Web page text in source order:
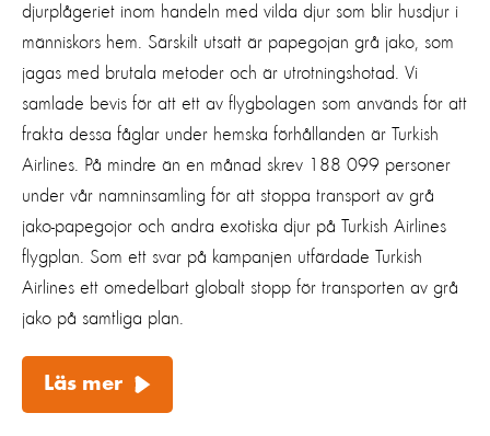
djurplågeriet inom handeln med vilda djur som blir husdjur i
människors hem. Särskilt utsatt är papegojan grå jako, som
jagas med brutala metoder och är utrotningshotad. Vi
samlade bevis för att ett av flygbolagen som används för att
frakta dessa fåglar under hemska förhållanden är Turkish
Airlines. På mindre än en månad skrev 188 099 personer
under vår namninsamling för att stoppa transport av grå
jako-papegojor och andra exotiska djur på Turkish Airlines
flygplan. Som ett svar på kampanjen utfärdade Turkish
Airlines ett omedelbart globalt stopp för transporten av grå
jako på samtliga plan.
Läs mer